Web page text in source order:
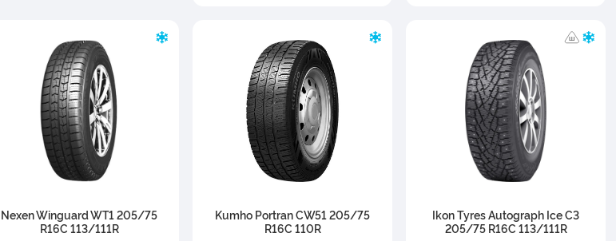
Nexen Winguard WT1 205/75
R16C 113/111R
Kumho Portran CW51 205/75
R16C 110R
Ikon Tyres Autograph Ice C3
205/75 R16C 113/111R